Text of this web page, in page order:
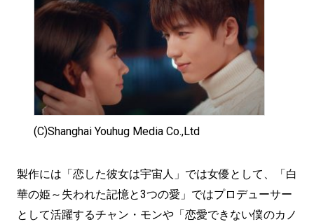
(C)Shanghai Youhug Media Co.,Ltd
製作には「恋した彼女は宇宙人」では女優として、「白
華の姫～失われた記憶と3つの愛」ではプロデューサー
として活躍するチャン・モンや「恋愛できない僕のカノ